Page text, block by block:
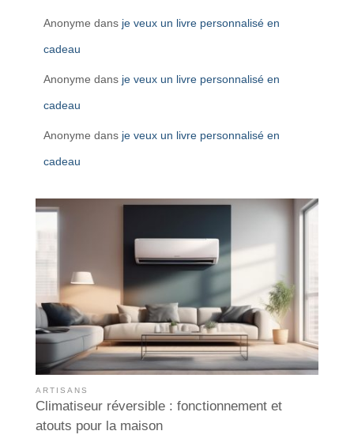
Anonyme dans je veux un livre personnalisé en
cadeau
Anonyme dans je veux un livre personnalisé en
cadeau
Anonyme dans je veux un livre personnalisé en
cadeau
ARTISANS
Climatiseur réversible : fonctionnement et
atouts pour la maison